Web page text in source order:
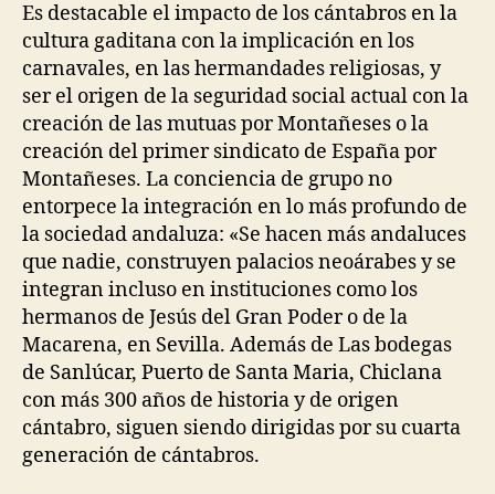
Es destacable el impacto de los cántabros en la
cultura gaditana con la implicación en los
carnavales, en las hermandades religiosas, y
ser el origen de la seguridad social actual con la
creación de las mutuas por Montañeses o la
creación del primer sindicato de España por
Montañeses. La conciencia de grupo no
entorpece la integración en lo más profundo de
la sociedad andaluza: «Se hacen más andaluces
que nadie, construyen palacios neoárabes y se
integran incluso en instituciones como los
hermanos de Jesús del Gran Poder o de la
Macarena, en Sevilla. Además de Las bodegas
de Sanlúcar, Puerto de Santa Maria, Chiclana
con más 300 años de historia y de origen
cántabro, siguen siendo dirigidas por su cuarta
generación de cántabros.